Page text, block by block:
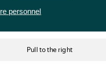
personnel